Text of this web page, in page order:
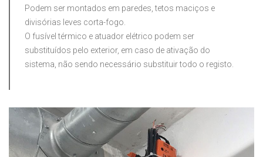
Podem ser montados em paredes, tetos maciços e
divisórias leves corta-fogo.
O fusível térmico e atuador elétrico podem ser
substituídos pelo exterior, em caso de ativação do
sistema, não sendo necessário substituir todo o registo.